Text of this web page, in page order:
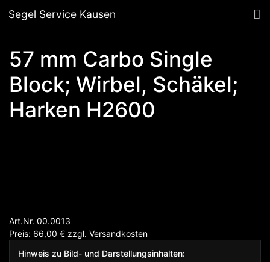
Segel Service Kausen
57 mm Carbo Single
Block; Wirbel, Schäkel;
Harken H2600
Art.Nr. 00.0013
Preis: 66,00 € zzgl. Versandkosten
Hinweis zu Bild- und Darstellungsinhalten: